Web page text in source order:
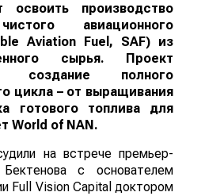
освоить производство
авиационного
Aviation Fuel, SAF) из
сырья. Проект
создание полного
цикла – от выращивания
готового топлива для
World of NAN .
на встрече премьер-
с основателем
Full Vision Capital доктором